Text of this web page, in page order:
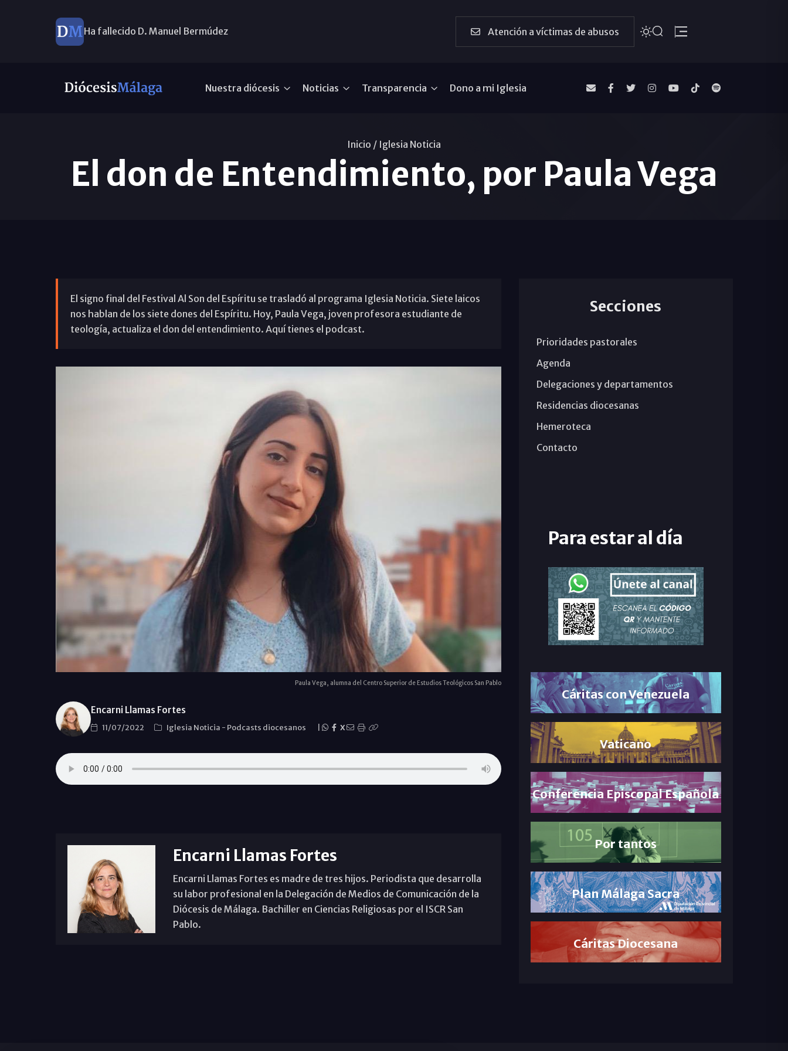
Ha fallecido D. Manuel Bermúdez Atención a víctimas de abusos
Nuestra diócesis Noticias Transparencia Dono a mi Iglesia
Inicio / Iglesia Noticia
El don de Entendimiento, por Paula Vega
El signo final del Festival Al Son del Espíritu se trasladó al programa Iglesia Noticia. Siete laicos
nos hablan de los siete dones del Espíritu. Hoy, Paula Vega, joven profesora estudiante de
teología, actualiza el don del entendimiento. Aquí tienes el podcast.
Paula Vega, alumna del Centro Superior de Estudios Teológicos San Pablo
Encarni Llamas Fortes
11/07/2022 Iglesia Noticia - Podcasts diocesanos X
Encarni Llamas Fortes
Encarni Llamas Fortes es madre de tres hijos. Periodista que desarrolla
su labor profesional en la Delegación de Medios de Comunicación de la
Diócesis de Málaga. Bachiller en Ciencias Religiosas por el ISCR San
Pablo.
Secciones
Prioridades pastorales
Agenda
Delegaciones y departamentos
Residencias diocesanas
Hemeroteca
Contacto
Para estar al día
Cáritas con Venezuela
Vaticano
Conferencia Episcopal Española
Por tantos
Plan Málaga Sacra
Cáritas Diocesana